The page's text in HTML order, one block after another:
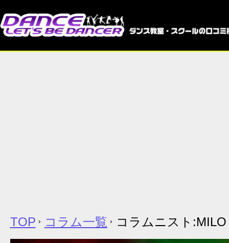
TOP コラム一覧 コラムニスト:MILO